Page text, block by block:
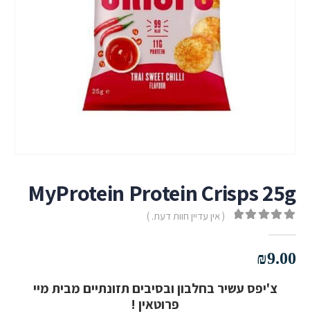
MyProtein Protein Crisps 25g
( אין עדיין חוות דעת. )
₪9.00
צ'יפס עשיר בחלבון ובסיבים תזונתיים מבית מיי
פרוטאין !